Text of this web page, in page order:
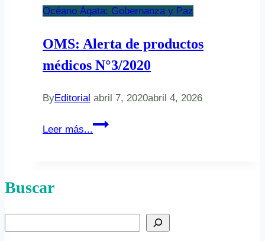
Océano Ágata: Gobernanza y Paz
OMS: Alerta de productos
médicos N°3/2020
ByEditorial abril 7, 2020abril 4, 2026
Leer más...
OMS:
Buscar